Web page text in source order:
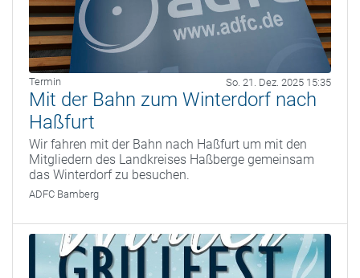
Termin So. 21. Dez. 2025 15:35
Mit der Bahn zum Winterdorf nach
Haßfurt
Wir fahren mit der Bahn nach Haßfurt um mit den
Mitgliedern des Landkreises Haßberge gemeinsam
das Winterdorf zu besuchen.
ADFC Bamberg